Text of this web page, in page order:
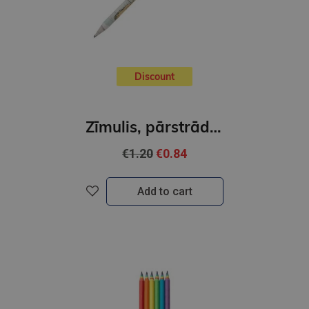
Discount
Zīmulis, pārstrādāts no papīra, Travel
€1.20€0.84
Add to cart